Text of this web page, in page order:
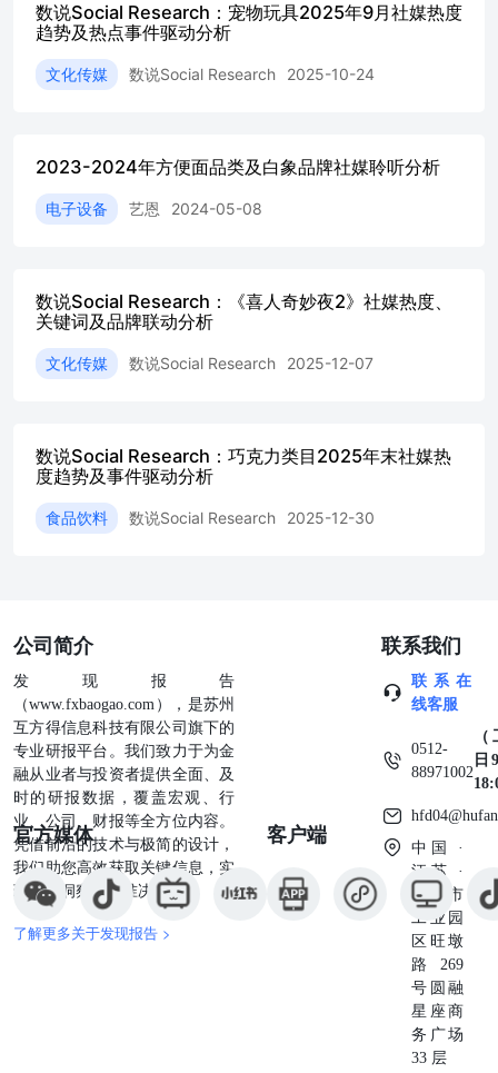
⼩⽶内部在KOL筛选和⻛险评估机制上的严重疏漏。
[30,31]因此，尽管危机得到初步控制，但其对⼩⽶品牌形象
和⽤户信任造成的⻓期挑战依然严峻。 2.社媒热度分析 2.1
综合热度指标与平台分布 在2026年1⽉1⽇⾄1⽉6⽇的监测
关讨论声量⾼达3,522条，占据了全⽹总声量的81.7%，是信
息扩散和观点交锋的核⼼平台。与之相⽐，抖⾳
（12.5%）、种草平台（5.0%）和知乎（0.8%）的声量占⽐
分享）⾼达31.7万次，占据了总互动量的66.3%，远超其他
平台。这表明短视频内容形式在激发⽤户即时情感共鸣和参
33.5%，位居第⼆。[1] 2.2声量与互动量趋势分析 事件的声
⽇，声量急剧攀升⾄671条，显⽰事件已快速破圈，引发了
⼤规模关注。[3] 舆论的最⾼潮出现在1⽉5⽇，当⽇微博声
量达到峰值1,369条，种草平台的声量也同步达到⼩⾼峰31
条。[3,4]这⼀天正是多位KOL公开表态、⼤量⽶粉集中抗
论环境偏向负⾯。在总计4,309条声量中，负⾯声量为2,613
作选择的普遍批评和不满。[1]正⾯声量仅占3.7%，表明⽀
持或理解⼩⽶的声⾳在舆论场中相对微弱。[1] ⼀个值得关
注的现象是声量与互动量在情感分布上的显著差异。负⾯声
量虽⾼，但其互动量占⽐仅为29.6%。与此形成鲜明对⽐的
是，占⽐35.7%的中性声量，却贡献了⾼达68.4%的互动
量。[1]这⼀数据结构揭⽰，⼤量⽤户在事件中扮演了信息
传播者和“围观者”的⻆⾊，他们通过转发、⽆明确情感⾊彩
的评论等⽅式参与讨论，⽽⾮直接表达强烈的负⾯情绪。这
部分庞⼤的中⽴互动群体，也构成了品牌进⾏危机公关时可
以争取和引导的关键对象。[6] 2.4传播内容与⽤户焦点 通
过对⾼互动内容的分析，可以发现⽤户讨论的焦点⾼度集
中。微博上的热⻔话题，如“⼩⽶⽴即终⽌与相关KOL合
作”、“⼩⽶徐洁云致歉”等，直接反映了事件的核⼼脉络。
[2]同时，“⼤熊”、“⽶粉”、“徐洁云”等成为各平台讨论中最
⾼频的关键词。[2] 数据来源[2] 综合各平台⾼赞评论和热⻔
帖⼦，⽤户焦点可归纳为以下⼏点： 对KOL合作选择的强
烈不满 核⼼⽤户群体的“背叛感” ⼤量“⽶粉”感到被品牌背
数说Social Research：宠物玩具2025年9月社媒热度
趋势及热点事件驱动分析
文化传媒 数说Social Research 2025-10-24
2023-2024年方便面品类及白象品牌社媒聆听分析
电子设备 艺恩 2024-05-08
数说Social Research：《喜人奇妙夜2》社媒热度、
关键词及品牌联动分析
文化传媒 数说Social Research 2025-12-07
数说Social Research：巧克力类目2025年末社媒热
度趋势及事件驱动分析
食品饮料 数说Social Research 2025-12-30
公司简介
发现报告
（www.fxbaogao.com），是苏州
互方得信息科技有限公司旗下的
专业研报平台。我们致力于为金
融从业者与投资者提供全面、及
时的研报数据，覆盖宏观、行
业、公司、财报等全方位内容。
凭借前沿的技术与极简的设计，
我们助您高效获取关键信息，实
现深度洞察与精准决策。
了解更多关于发现报告 >
官方媒体 客户端
联系我们
联系在
线客服
0512-
88971002
日
中国 ·
江苏 ·
苏州市
工业园
区旺墩
路269
号圆融
星座商
务广场
33 层